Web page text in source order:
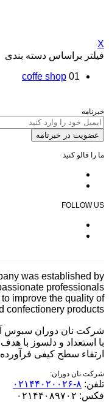
X
فیلتر براساس دسته بندی
coffe shop 01
خبرنامه
عضویت در خبرنامه
ما را فالو کنید
FOLLOW US
was established by
professionals
improve the quality of
confectionery products.
شرکت نان دوران سبوس
با استعداد و دلسوز با
ارتقاء سطح کیفی
شرکت نان دوران:
تلفن: ۸-۰۲۱۴۴۰۲۰۰۲۶
فکس: ۰۲۱۴۴۰۸۹۷۰۲